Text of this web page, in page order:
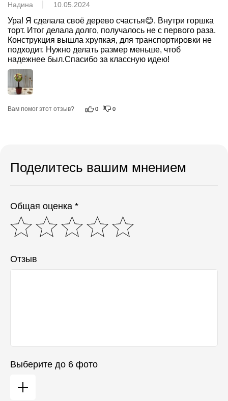
Надина 10.05.2024
Ура! Я сделала своё дерево счастья😊. Внутри горшка
торт. Итог делала долго, получалось не с первого раза.
Конструкция вышла хрупкая, для транспортировки не
подходит. Нужно делать размер меньше, чтоб
надежнее был.Спасибо за классную идею!
Вам помог этот отзыв? 0 0
Поделитесь вашим мнением
Общая оценка *
Отзыв
Выберите до 6 фото